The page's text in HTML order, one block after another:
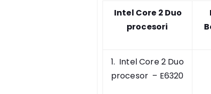
Intel Core 2 Duo
procesori
1. Intel Core 2 Duo
procesor – E6320